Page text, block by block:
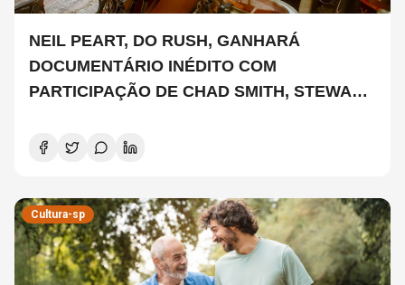
NEIL PEART, DO RUSH, GANHARÁ
DOCUMENTÁRIO INÉDITO COM
PARTICIPAÇÃO DE CHAD SMITH, STEWART
Cultura-sp